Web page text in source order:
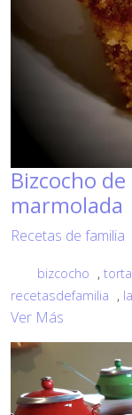
Bizcocho
marmolada
Recetas de familia
bizcocho ,
recetasdefamilia ,
Ver Más